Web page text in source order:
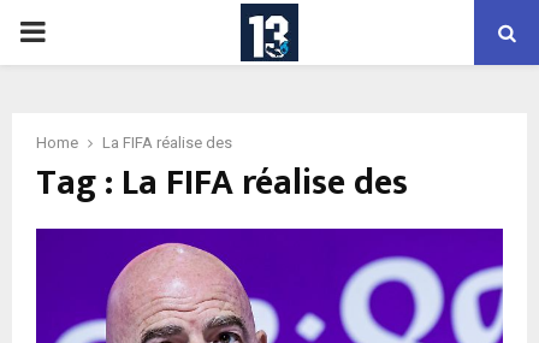
PRIMARY
Home La FIFA réalise des
Tag : La FIFA réalise des